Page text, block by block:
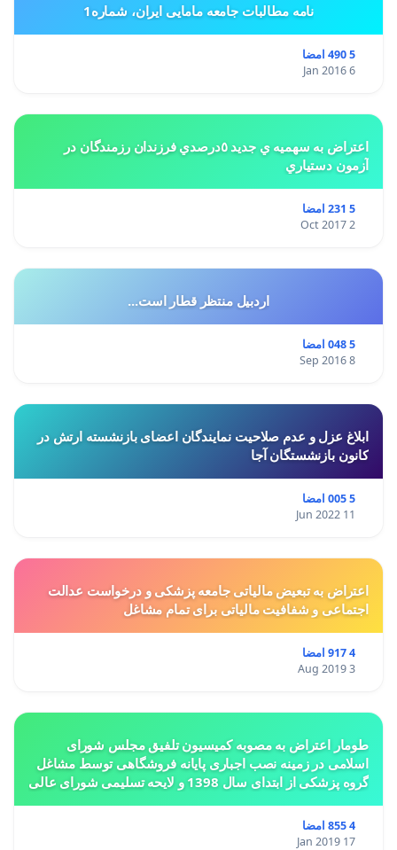
نامه مطالبات جامعه مامایی ایران، شماره1
5 490 امضا
6 Jan 2016
اعتراض به سهميه ي جديد ٥درصدي فرزندان رزمندگان در
آزمون دستياري
5 231 امضا
2 Oct 2017
اردبیل منتظر قطار است...
5 048 امضا
8 Sep 2016
ابلاغ عزل و عدم صلاحیت نمایندگان اعضای بازنشسته ارتش در
کانون بازنشستگان آجا
5 005 امضا
11 Jun 2022
اعتراض به تبعیض مالیاتی جامعه پزشکی و درخواست عدالت
اجتماعی و شفافیت مالیاتی برای تمام مشاغل
4 917 امضا
3 Aug 2019
طومار اعتراض به مصوبه کمیسیون تلفیق مجلس شورای
اسلامی در زمینه نصب اجباری پایانه فروشگاهی توسط مشاغل
گروه پزشکی از ابتدای سال 1398 و لایحه تسلیمی شورای عالی
4 855 امضا
17 Jan 2019